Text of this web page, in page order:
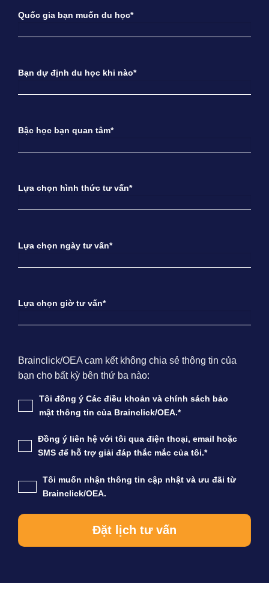
Quốc gia bạn muốn du học*
Bạn dự định du học khi nào*
Bậc học bạn quan tâm*
Lựa chọn hình thức tư vấn*
Lựa chọn ngày tư vấn*
Lựa chọn giờ tư vấn*
Brainclick/OEA cam kết không chia sẻ thông tin của
bạn cho bất kỳ bên thứ ba nào:
Tôi đồng ý Các điều khoản và chính sách bảo
mật thông tin của Brainclick/OEA.*
Đồng ý liên hệ với tôi qua điện thoại, email hoặc
SMS để hỗ trợ giải đáp thắc mắc của tôi.*
Tôi muốn nhận thông tin cập nhật và ưu đãi từ
Brainclick/OEA.